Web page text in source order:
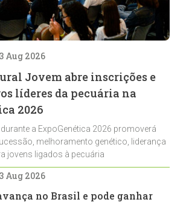
Aug 2026
Jovem abre inscrições e
líderes da pecuária na
2026
a ExpoGenética 2026 promoverá
melhoramento genético, liderança
jovens ligados à pecuária
Aug 2026
no Brasil e pode ganhar